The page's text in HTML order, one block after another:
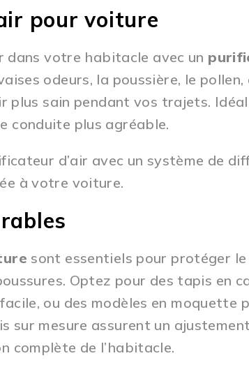
pour voiture
dans votre habitacle avec un
odeurs, la poussière, le
plus sain pendant vos trajets.
conduite plus agréable.
d’air avec un système de
à votre voiture.
sont essentiels pour protéger
Optez pour des tapis en
ou des modèles en moquette
sur mesure assurent un
complète de l’habitacle.